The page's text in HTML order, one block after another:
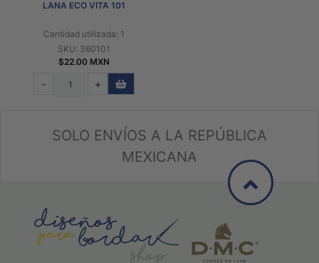
LANA ECO VITA 101
Cantidad utilizada: 1
SKU: 360101
$22.00 MXN
- +
SOLO ENVÍOS A LA REPÚBLICA
MEXICANA